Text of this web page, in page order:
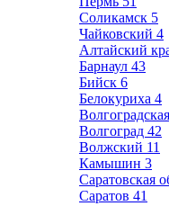
Соликамск 5
Чайковский 4
Алтайский
Барнаул 43
Бийск 6
Белокуриха 4
Волгоград 42
Волжский 11
Камышин 3
Саратовская
Саратов 41